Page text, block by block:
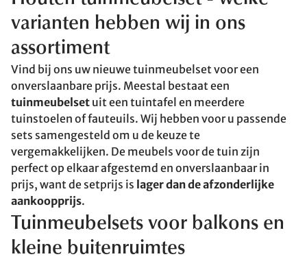
varianten hebben wij in ons
assortiment
Vind bij ons uw nieuwe tuinmeubelset voor een
onverslaanbare prijs. Meestal bestaat een
tuinmeubelset uit een tuintafel en meerdere
tuinstoelen of fauteuils. Wij hebben voor u passende
sets samengesteld om u de keuze te
vergemakkelijken. De meubels voor de tuin zijn
perfect op elkaar afgestemd en onverslaanbaar in
prijs, want de setprijs is lager dan de afzonderlijke
aankoopprijs.
Tuinmeubelsets voor balkons en
kleine buitenruimtes